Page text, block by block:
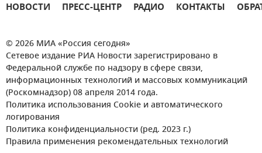
НОВОСТИ ПРЕСС-ЦЕНТР РАДИО КОНТАКТЫ
© 2026 МИА «Россия сегодня»
Сетевое издание РИА Новости зарегистрировано в
Федеральной службе по надзору в сфере связи,
информационных технологий и массовых коммуникаций
(Роскомнадзор) 08 апреля 2014 года.
Политика использования Cookie и автоматического
логирования
Политика конфиденциальности (ред. 2023 г.)
Правила применения рекомендательных технологий